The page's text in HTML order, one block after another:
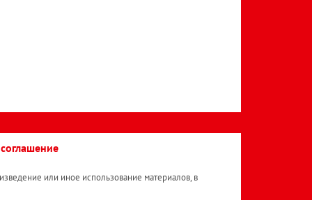
или иное использование материалов, в